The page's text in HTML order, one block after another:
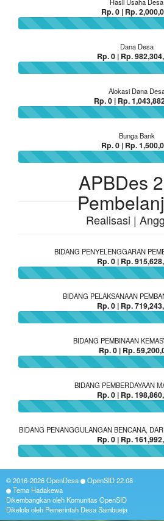
Hasil Usaha Desa
Rp. 0 | Rp.
Dana Desa
Rp. 0 | Rp.
Alokasi Dana
Rp. 0 | Rp.
Bunga Bank
Rp. 0 | Rp.
APBDes
Realisasi |
BIDANG PENYELENGGARAN
Rp. 0 | Rp.
BIDANG PELAKSANAAN
Rp. 0 | Rp.
BIDANG PEMBINAAN
Rp. 0 | Rp.
BIDANG PEMBERDAYAAN
Rp. 0 | Rp.
BIDANG PENANGGULANGAN BENCANA,
Rp. 0 | Rp.
© 2016-2026OpenDesa OpenSID22.08
Tema Hadakewa
Dikembangkan oleh Komunitas OpenSID
Dikelola oleh Pemerintah Desa Sambueja